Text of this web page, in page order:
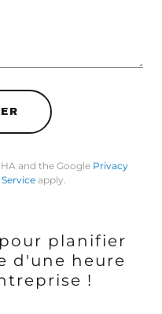
and the Google Privacy
apply.
planifier
d'une heure
!